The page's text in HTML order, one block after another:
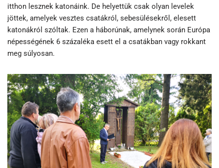
itthon lesznek katonáink. De helyettük csak olyan levelek
jöttek, amelyek vesztes csatákról, sebesülésekről, elesett
katonákról szóltak. Ezen a háborúnak, amelynek során Európa
népességének 6 százaléka esett el a csatákban vagy rokkant
meg súlyosan.